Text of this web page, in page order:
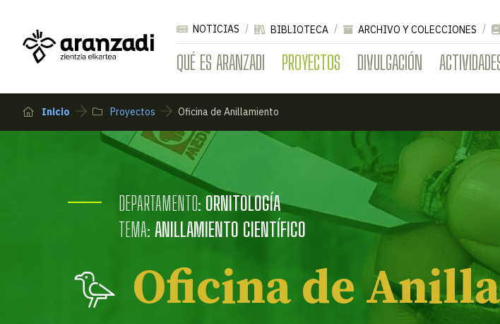
QUÉ ES ARANZADI PROYECTOS DIVULGACIÓN
NOTICIAS BIBLIOTECA ARCHIVO Y COLECCIONES
Inicio Proyectos Oficina de Anillamiento
DEPARTAMENTO: ORNITOLOGÍA
TEMA: ANILLAMIENTO CIENTÍFICO
Oficina de